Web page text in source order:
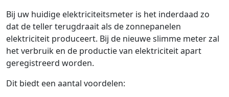
Bij uw huidige elektriciteitsmeter is het inderdaad zo
dat de teller terugdraait als de zonnepanelen
elektriciteit produceert. Bij de nieuwe slimme meter zal
het verbruik en de productie van elektriciteit apart
geregistreerd worden.
Dit biedt een aantal voordelen: